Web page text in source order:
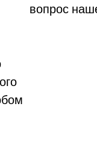
вопрос